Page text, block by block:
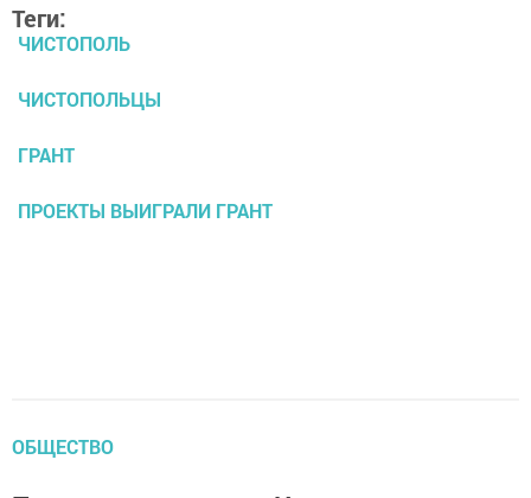
Теги:
ЧИСТОПОЛЬ
ЧИСТОПОЛЬЦЫ
ГРАНТ
ПРОЕКТЫ ВЫИГРАЛИ ГРАНТ
ОБЩЕСТВО